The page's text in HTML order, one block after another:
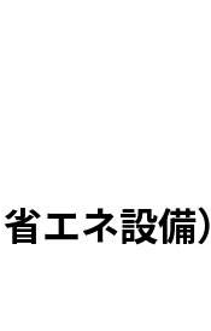
エネ設備）